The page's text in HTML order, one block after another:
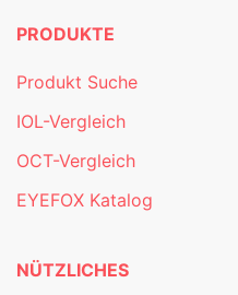
PRODUKTE
Produkt Suche
IOL-Vergleich
OCT-Vergleich
EYEFOX Katalog
NÜTZLICHES